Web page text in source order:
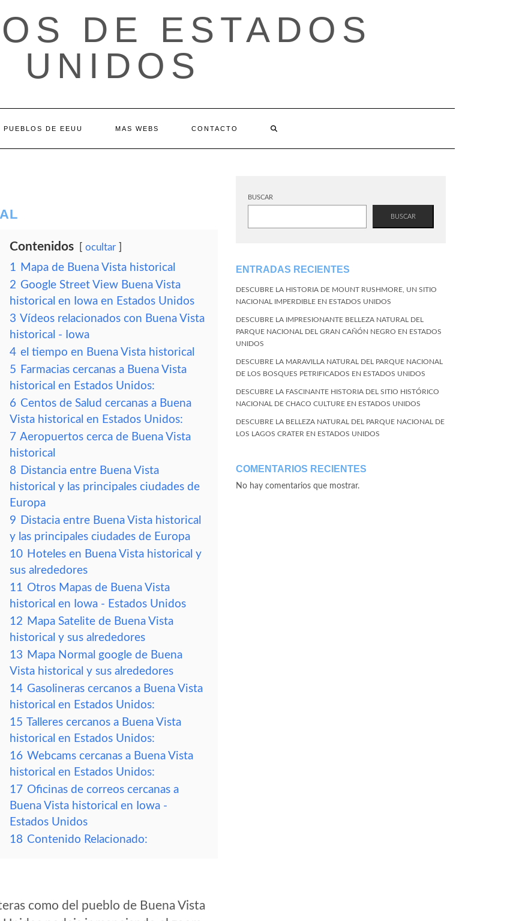
DE ESTADOS
UNIDOS
PUEBLOS DE EEUU MAS WEBS CONTACTO
Contenidos ocultar
1 Mapa de Buena Vista historical
2 Google Street View Buena Vista
historical en Iowa en Estados Unidos
3 Vídeos relacionados con Buena Vista
historical - Iowa
4 el tiempo en Buena Vista historical
5 Farmacias cercanas a Buena Vista
historical en Estados Unidos:
6 Centos de Salud cercanas a Buena
Vista historical en Estados Unidos:
7 Aeropuertos cerca de Buena Vista
historical
8 Distancia entre Buena Vista
historical y las principales ciudades de
Europa
9 Distacia entre Buena Vista historical
y las principales ciudades de Europa
10 Hoteles en Buena Vista historical y
sus alrededores
11 Otros Mapas de Buena Vista
historical en Iowa - Estados Unidos
12 Mapa Satelite de Buena Vista
historical y sus alrededores
13 Mapa Normal google de Buena
Vista historical y sus alrededores
14 Gasolineras cercanos a Buena Vista
historical en Estados Unidos:
15 Talleres cercanos a Buena Vista
historical en Estados Unidos:
16 Webcams cercanas a Buena Vista
historical en Estados Unidos:
17 Oficinas de correos cercanas a
Buena Vista historical en Iowa -
Estados Unidos
18 Contenido Relacionado:
como del pueblo de Buena Vista
BUSCAR
BUSCAR
ENTRADAS RECIENTES
DESCUBRE LA HISTORIA DE MOUNT RUSHMORE, UN SITIO
NACIONAL IMPERDIBLE EN ESTADOS UNIDOS
DESCUBRE LA IMPRESIONANTE BELLEZA NATURAL DEL
PARQUE NACIONAL DEL GRAN CAÑÓN NEGRO EN ESTADOS
UNIDOS
DESCUBRE LA MARAVILLA NATURAL DEL PARQUE NACIONAL
DE LOS BOSQUES PETRIFICADOS EN ESTADOS UNIDOS
DESCUBRE LA FASCINANTE HISTORIA DEL SITIO HISTÓRICO
NACIONAL DE CHACO CULTURE EN ESTADOS UNIDOS
DESCUBRE LA BELLEZA NATURAL DEL PARQUE NACIONAL DE
LOS LAGOS CRATER EN ESTADOS UNIDOS
COMENTARIOS RECIENTES
No hay comentarios que mostrar.